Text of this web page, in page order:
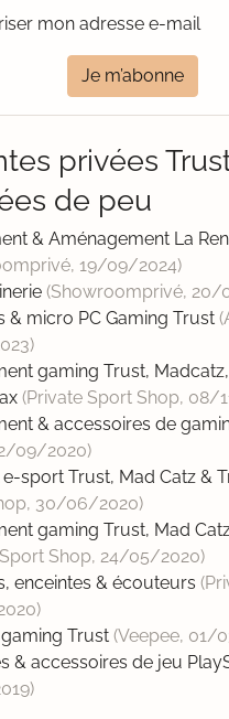
mon adresse e-mail
Je m’abonne
privées
de peu
& Aménagement La
19/09/2024)
(Showroomprivé, 20/
& micro PC Gaming Trust
)
gaming Trust,
(Private Sport Shop, 08/
& accessoires de
09/2020)
sport Trust, Mad Catz &
30/06/2020)
gaming Trust, Mad
Shop, 24/05/2020)
enceintes & écouteurs
)
Trust (Veepee, 01/
& accessoires de jeu
)